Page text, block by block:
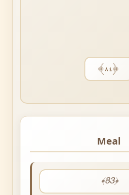
﴿٨٤﴾
Meal
﴾83﴿